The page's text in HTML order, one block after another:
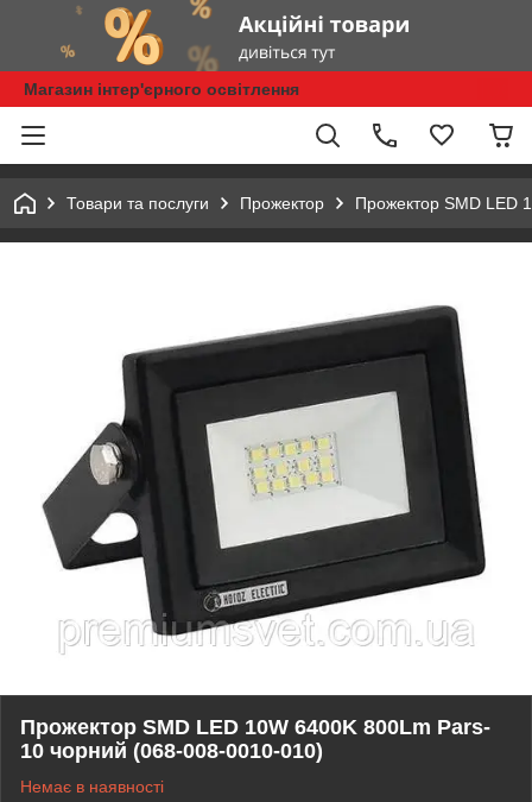
Магазин інтер'єрного освітлення
Товари та послуги Прожектор Прожектор SMD LED
Прожектор SMD LED 10W 6400K 800Lm Pars-
10 чорний (068-008-0010-010)
Немає в наявності